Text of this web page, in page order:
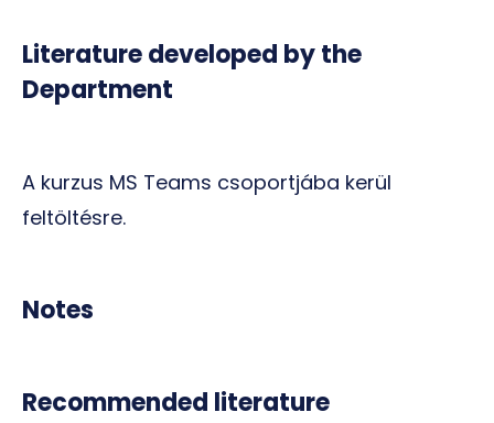
Literature developed by the
Department
A kurzus MS Teams csoportjába kerül
feltöltésre.
Notes
Recommended literature